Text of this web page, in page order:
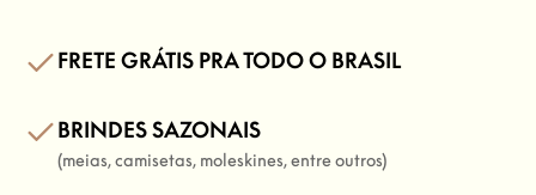
FRETE GRÁTIS PRA TODO O BRASIL
BRINDES SAZONAIS
(meias, camisetas, moleskines, entre outros)